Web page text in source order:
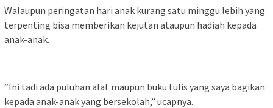
Walaupun peringatan hari anak kurang satu minggu lebih yang
terpenting bisa memberikan kejutan ataupun hadiah kepada
anak-anak.
“Ini tadi ada puluhan alat maupun buku tulis yang saya bagikan
kepada anak-anak yang bersekolah,” ucapnya.